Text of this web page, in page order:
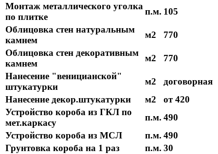
Монтаж металлического уголка
по плитке
п.м. 105
Облицовка стен натуральным
камнем
м2
770
Облицовка стен декоративным
камнем
м2
770
Нанесение "веницианской"
штукатурки
м2
договорная
Нанесение декор.штукатурки
м2
от 420
Устройство короба из ГКЛ по
мет.каркасу
п.м. 490
Устройство короба из МСЛ
п.м. 490
Грунтовка короба на 1 раз
п.м. 30